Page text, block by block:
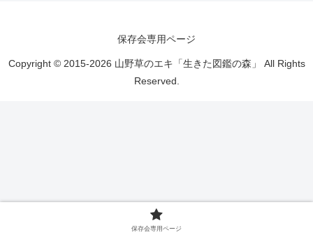
保存会専用ページ
Copyright © 2015-2026 山野草のエキ「生きた図鑑の森」 All Rights
Reserved.
保存会専用ページ